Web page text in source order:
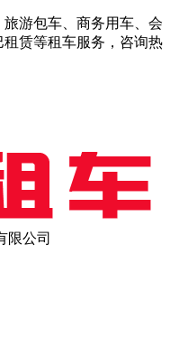
游包车、商务用车、会
赁等租车服务，咨询热
限公司